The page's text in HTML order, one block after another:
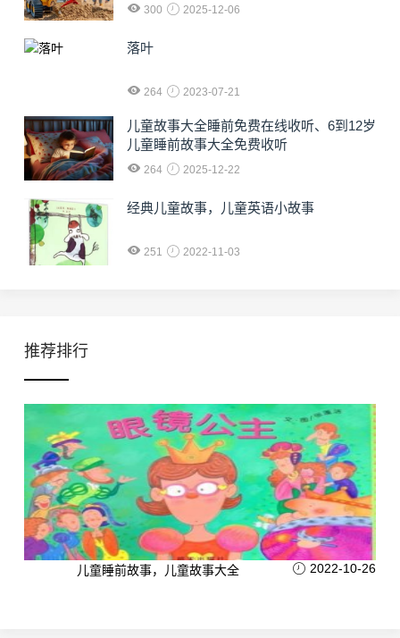
300 2025-12-06
落叶
264 2023-07-21
儿童故事大全睡前免费在线收听、6到12岁
儿童睡前故事大全免费收听
264 2025-12-22
经典儿童故事，儿童英语小故事
251 2022-11-03
推荐排行
儿童睡前故事，儿童故事大全 2022-10-26